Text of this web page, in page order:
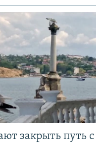
закрыть путь с